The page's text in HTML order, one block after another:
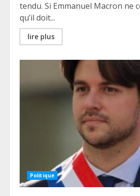
tendu. Si Emmanuel Macron ne
qu’il doit...
lire plus
Politique